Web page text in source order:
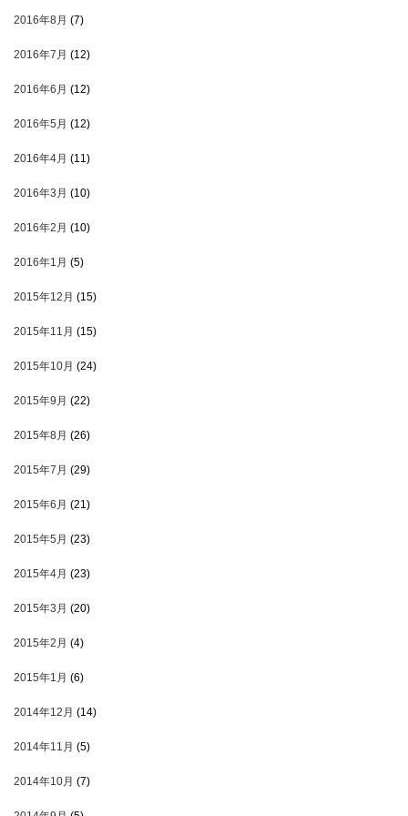
2016年8月 (7)
2016年7月 (12)
2016年6月 (12)
2016年5月 (12)
2016年4月 (11)
2016年3月 (10)
2016年2月 (10)
2016年1月 (5)
2015年12月 (15)
2015年11月 (15)
2015年10月 (24)
2015年9月 (22)
2015年8月 (26)
2015年7月 (29)
2015年6月 (21)
2015年5月 (23)
2015年4月 (23)
2015年3月 (20)
2015年2月 (4)
2015年1月 (6)
2014年12月 (14)
2014年11月 (5)
2014年10月 (7)